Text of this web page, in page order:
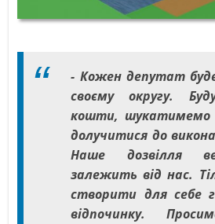
- Кожен депутат
своєму округу.
кошти, шукатимемо
долучитися до
Наше дозвілля
залежить від нас.
створити для себе
відпочинку.